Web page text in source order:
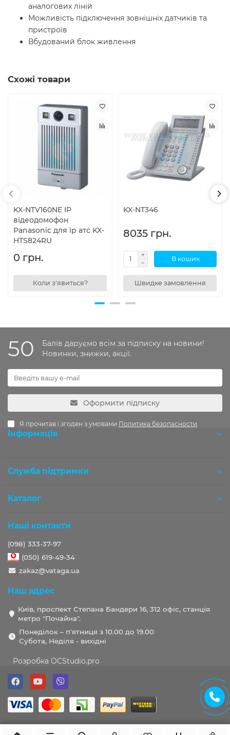
аналогових ліній
Можливість підключення зовнішніх датчиків та
пристроїв
Вбудований блок живлення
Схожі товари
KX-NTV160NE IP
відеодомофон
Panasonic для ip атс KX-
HTS824RU
0 грн.
Коли з'явиться?
KX-NT346
8035 грн.
В кошик
Швидке замовлення
50
Балів даруємо всім за підписку на новини!
Новинки, знижки, акції.
Оформити підписку
Я прочитав і згоден з умовами Политика безопасности
Інформація
Служба підтримки
Каталог
Наші контакти
(098) 333-37-97
(050) 619-49-34
zakaz@vataga.ua
Наш адрес
Київ, проспект Степана Бандери 16, 312 офіс, станція
метро "Почайна".
Понеділок – п'ятниця з 10.00 до 19.00
Субота, Неділя - вихідні
Розробка OCStudio.pro